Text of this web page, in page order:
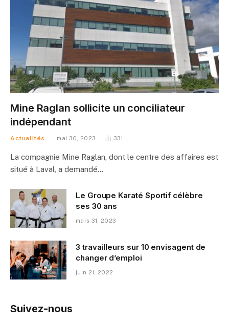
Mine Raglan sollicite un conciliateur
indépendant
Actualités mai 30, 2023 331
La compagnie Mine Raglan, dont le centre des affaires est
situé à Laval, a demandé…
Le Groupe Karaté Sportif célèbre
ses 30 ans
mars 31, 2023
3 travailleurs sur 10 envisagent de
changer d’emploi
juin 21, 2022
Suivez-nous